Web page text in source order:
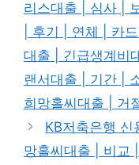
리스대출 | 심사 |
| 후기 | 연체 | 카
대출 | 긴급생계비
랜서대출 | 기간 |
희망홀씨대출 | 거
KB저축은행
망홀씨대출 | 비교